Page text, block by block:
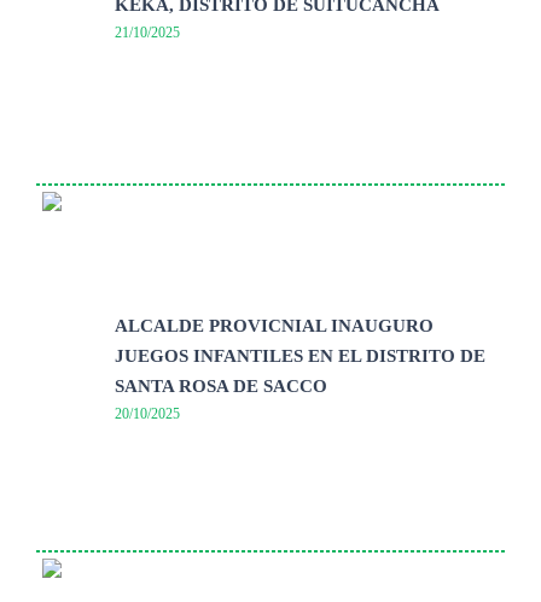
KEKA, DISTRITO DE SUITUCANCHA
21/10/2025
ALCALDE PROVICNIAL INAUGURO
JUEGOS INFANTILES EN EL DISTRITO DE
SANTA ROSA DE SACCO
20/10/2025